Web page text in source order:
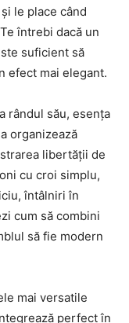
le place când
întrebi dacă un
suficient să
efect mai elegant.
rândul său, esența
organizează
libertății de
cu croi simplu,
întâlniri în
cum să combini
să fie modern
mai versatile
perfect în